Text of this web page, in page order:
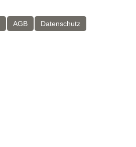
AGB Datenschutz